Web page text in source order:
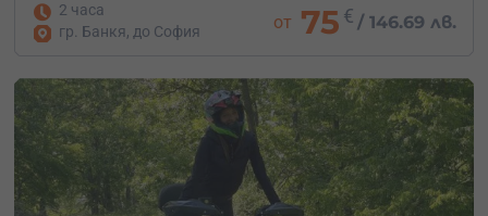
2 часа
гр. Банкя, до София
от 75 € /146.69 лв.